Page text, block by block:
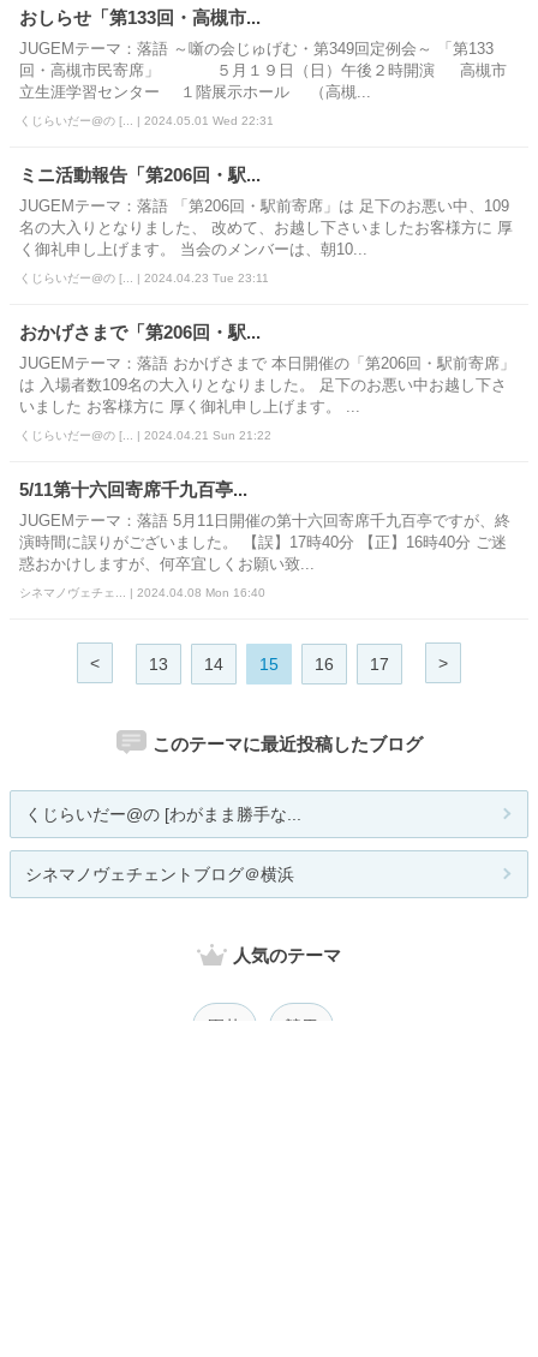
おしらせ「第133回・高槻市...
JUGEMテーマ：落語 ～噺の会じゅげむ・第349回定例会～ 「第133
回・高槻市民寄席」 ５月１９日（日）午後２時開演 高槻市
立生涯学習センター １階展示ホール （高槻...
くじらいだー@の [... | 2024.05.01 Wed 22:31
ミニ活動報告「第206回・駅...
JUGEMテーマ：落語 「第206回・駅前寄席」は 足下のお悪い中、109
名の大入りとなりました、 改めて、お越し下さいましたお客様方に 厚
く御礼申し上げます。 当会のメンバーは、朝10...
くじらいだー@の [... | 2024.04.23 Tue 23:11
おかげさまで「第206回・駅...
JUGEMテーマ：落語 おかげさまで 本日開催の「第206回・駅前寄席」
は 入場者数109名の大入りとなりました。 足下のお悪い中お越し下さ
いました お客様方に 厚く御礼申し上げます。 ...
くじらいだー@の [... | 2024.04.21 Sun 21:22
5/11第十六回寄席千九百亭...
JUGEMテーマ：落語 5月11日開催の第十六回寄席千九百亭ですが、終
演時間に誤りがございました。 【誤】17時40分 【正】16時40分 ご迷
惑おかけしますが、何卒宜しくお願い致...
シネマノヴェチェ... | 2024.04.08 Mon 16:40
< 13 14 15 16 17 >
このテーマに最近投稿したブログ
くじらいだー@の [わがまま勝手な...
シネマノヴェチェントブログ＠横浜
人気のテーマ
園芸 競馬